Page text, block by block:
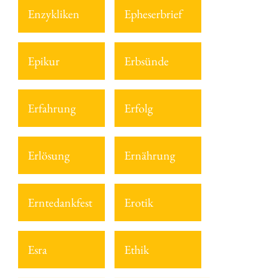
Enzykliken Epheserbrief
Epikur Erbsünde
Erfahrung Erfolg
Erlösung Ernährung
Erntedankfest Erotik
Esra Ethik